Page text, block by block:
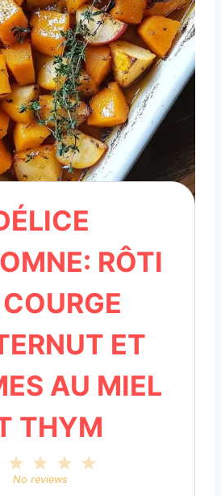
RÔTI
ET
AU MIEL
THYM
4
3
S
2
S
No reviews